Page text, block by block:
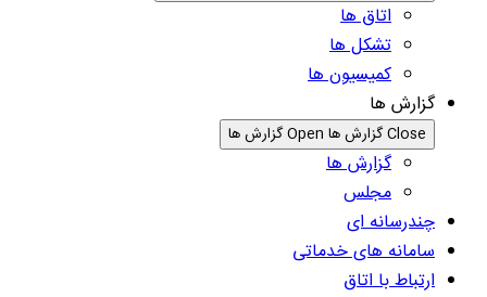
اتاق ها
تشکل ها
کمیسیون ها
گزارش ها
Close گزارش ها Open گزارش ها
گزارش ها
مجلس
چندرسانه ای
سامانه های خدماتی
ارتباط با اتاق